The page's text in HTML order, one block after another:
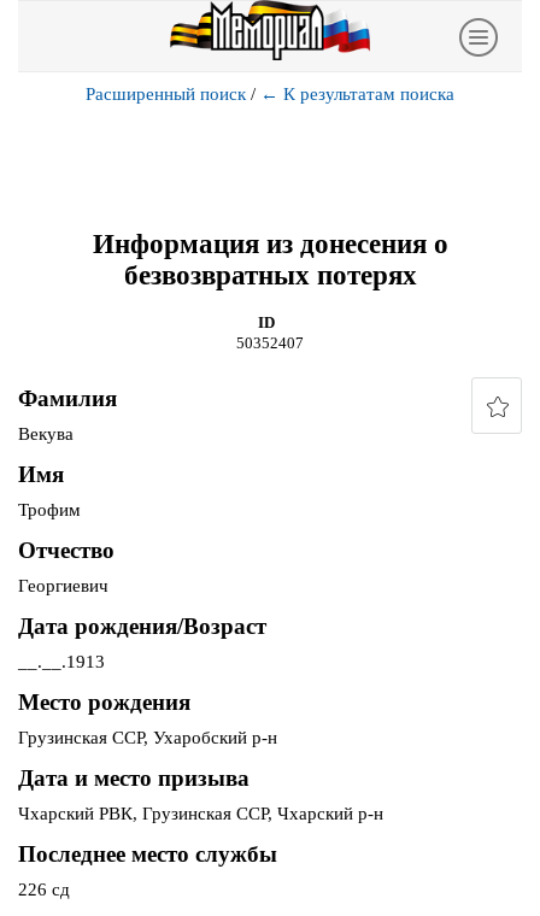
Расширенный поиск / ← К результатам поиска
Информация из донесения о
безвозвратных потерях
ID
50352407
Фамилия
Векува
Имя
Трофим
Отчество
Георгиевич
Дата рождения/Возраст
__.__.1913
Место рождения
Грузинская ССР, Ухаробский р-н
Дата и место призыва
Чхарский РВК, Грузинская ССР, Чхарский р-н
Последнее место службы
226 сд